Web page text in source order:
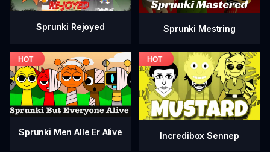
Sprunki Rejoyed Sprunki Mestring
Sprunki Men Alle Er Alive Incredibox Sennep